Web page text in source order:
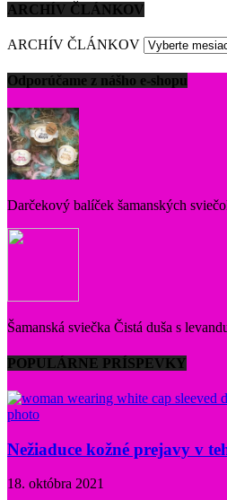
ARCHÍV ČLÁNKOV
ARCHÍV ČLÁNKOV
Odporúčame z nášho e-shopu
Darčekový balíček šamanských
Šamanská sviečka Čistá duša s
POPULÁRNE PRÍSPEVKY
Nežiaduce kožné prejavy v
18. októbra 2021